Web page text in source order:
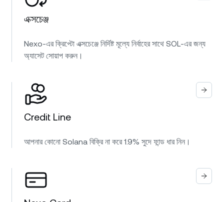
এক্সচেঞ্জ
Nexo-এর ক্রিপ্টো এক্সচেঞ্জে নির্দিষ্ট মূল্যে নির্বাহের সাথে SOL-এর জন্য
অ্যাসেট সোয়াপ করুন।
Credit Line
আপনার কোনো Solana বিক্রি না করে 1.9% সুদে ফান্ড ধার নিন।